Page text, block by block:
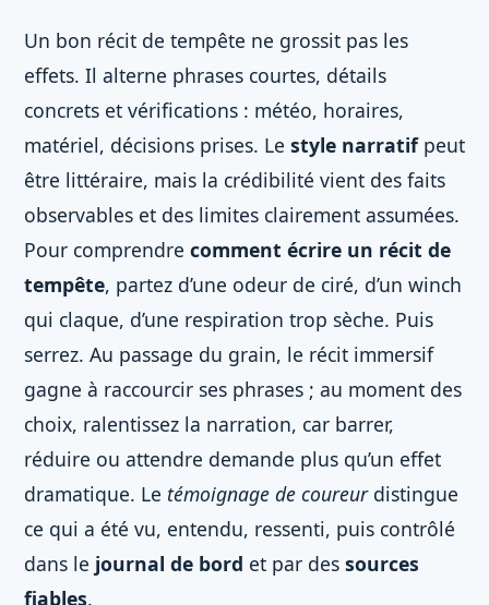
Un bon récit de tempête ne grossit pas les
effets. Il alterne phrases courtes, détails
concrets et vérifications : météo, horaires,
matériel, décisions prises. Le style narratifpeut
être littéraire, mais la crédibilité vient des faits
observables et des limites clairement assumées.
Pour comprendre comment écrire un récit de
tempête, partez d’une odeur de ciré, d’un winch
qui claque, d’une respiration trop sèche. Puis
serrez. Au passage du grain, le récit immersif
gagne à raccourcir ses phrases ; au moment des
choix, ralentissez la narration, car barrer,
réduire ou attendre demande plus qu’un effet
dramatique. Le témoignage de coureurdistingue
ce qui a été vu, entendu, ressenti, puis contrôlé
dans le journal de bord et par des sources
fiables.